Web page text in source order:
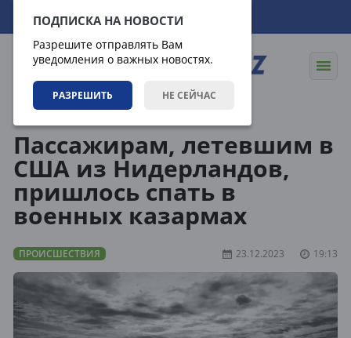
ПОДПИСКА НА НОВОСТИ
Разрешите отправлять Вам
уведомления о важных новостях.
РАЗРЕШИТЬ НЕ СЕЙЧАС
08.08.2026 08:12:52
Пассажирам, летевшим в
США из Нидерландов,
пришлось спать в
военных казармах
ПРОИСШЕСТВИЯ 23.12.2023 19:13